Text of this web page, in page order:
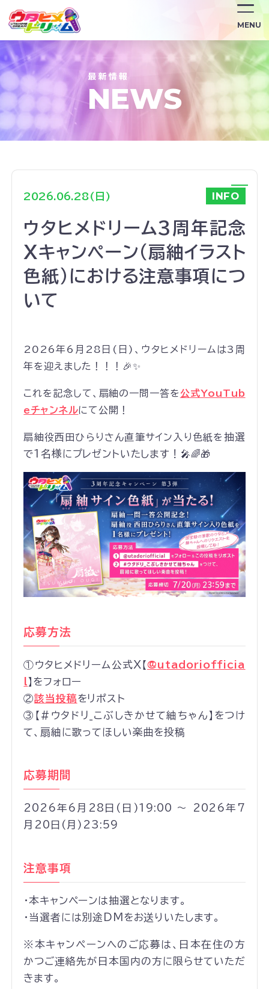
MENU
NEWS
2026.06.28(日) INFO
ウタヒメドリーム3周年記念
Xキャンペーン(扇紬イラスト
色紙)における注意事項につ
いて
2026年6月28日(日)、ウタヒメドリームは3周
年を迎えました！！！🎉✨
これを記念して、扇紬の一問一答を公式YouTub
eチャンネルにて公開！
扇紬役西田ひらりさん直筆サイン入り色紙を抽選
で1名様にプレゼントいたします！
🎤🌈🎁
応募方法
①ウタヒメドリーム公式X【@utadoriofficia
】をフォロー
②該当投稿をリポスト
③【#ウタドリ_こぶしきかせて紬ちゃん】をつけ
て、扇紬に歌ってほしい楽曲を投稿
応募期間
2026年6月28日(日)19:00 ～ 2026年7
月20日(月)23:59
注意事項
・本キャンペーンは抽選となります。
・当選者には別途DMをお送りいたします。
※本キャンペーンへのご応募は、日本在住の方
かつご連絡先が日本国内の方に限らせていただ
きます。